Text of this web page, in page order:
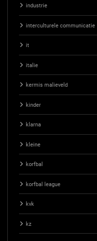
industrie
interculturele communicatie
it
italie
kermis malieveld
kinder
klarna
kleine
korfbal
korfbal league
kvk
kz